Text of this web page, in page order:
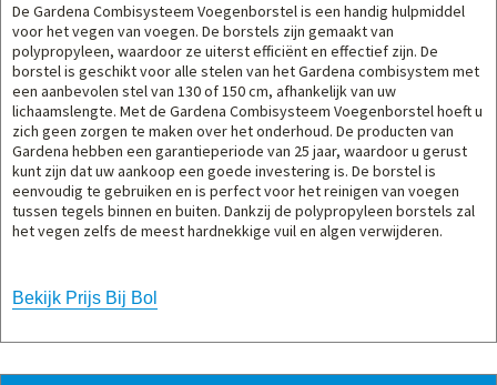
De Gardena Combisysteem Voegenborstel is een handig hulpmiddel
voor het vegen van voegen. De borstels zijn gemaakt van
polypropyleen, waardoor ze uiterst efficiënt en effectief zijn. De
borstel is geschikt voor alle stelen van het Gardena combisystem met
een aanbevolen stel van 130 of 150 cm, afhankelijk van uw
lichaamslengte. Met de Gardena Combisysteem Voegenborstel hoeft u
zich geen zorgen te maken over het onderhoud. De producten van
Gardena hebben een garantieperiode van 25 jaar, waardoor u gerust
kunt zijn dat uw aankoop een goede investering is. De borstel is
eenvoudig te gebruiken en is perfect voor het reinigen van voegen
tussen tegels binnen en buiten. Dankzij de polypropyleen borstels zal
het vegen zelfs de meest hardnekkige vuil en algen verwijderen.
Bekijk Prijs Bij Bol